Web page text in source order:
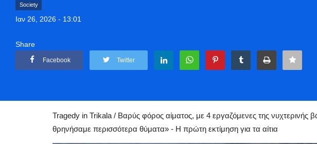
Society
Ιαν 26, 2026 - 13:01
Share
Facebook Twitter
Tragedy in Trikala / Βαρύς φόρος αίματος, με 4 εργαζόμενες της νυχτερινής
θρηνήσαμε περισσότερα θύματα» - Η πρώτη εκτίμηση για τα αίτια